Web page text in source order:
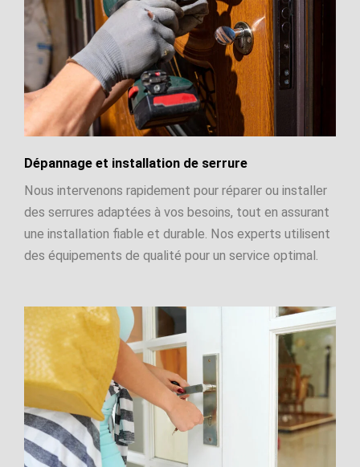
Dépannage et installation de serrure
Nous intervenons rapidement pour réparer ou installer
des serrures adaptées à vos besoins, tout en assurant
une installation fiable et durable. Nos experts utilisent
des équipements de qualité pour un service optimal.